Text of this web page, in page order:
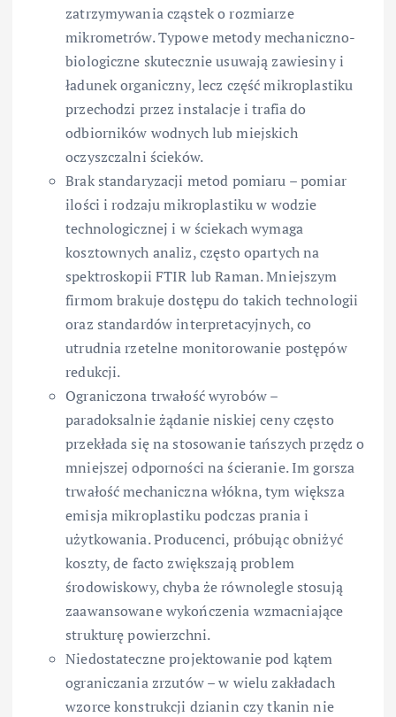
zatrzymywania cząstek o rozmiarze
mikrometrów. Typowe metody mechaniczno-
biologiczne skutecznie usuwają zawiesiny i
ładunek organiczny, lecz część mikroplastiku
przechodzi przez instalacje i trafia do
odbiorników wodnych lub miejskich
oczyszczalni ścieków.
Brak standaryzacji metod pomiaru – pomiar
ilości i rodzaju mikroplastiku w wodzie
technologicznej i w ściekach wymaga
kosztownych analiz, często opartych na
spektroskopii FTIR lub Raman. Mniejszym
firmom brakuje dostępu do takich technologii
oraz standardów interpretacyjnych, co
utrudnia rzetelne monitorowanie postępów
redukcji.
Ograniczona trwałość wyrobów –
paradoksalnie żądanie niskiej ceny często
przekłada się na stosowanie tańszych przędz o
mniejszej odporności na ścieranie. Im gorsza
trwałość mechaniczna włókna, tym większa
emisja mikroplastiku podczas prania i
użytkowania. Producenci, próbując obniżyć
koszty, de facto zwiększają problem
środowiskowy, chyba że równolegle stosują
zaawansowane wykończenia wzmacniające
strukturę powierzchni.
Niedostateczne projektowanie pod kątem
ograniczania zrzutów – w wielu zakładach
wzorce konstrukcji dzianin czy tkanin nie